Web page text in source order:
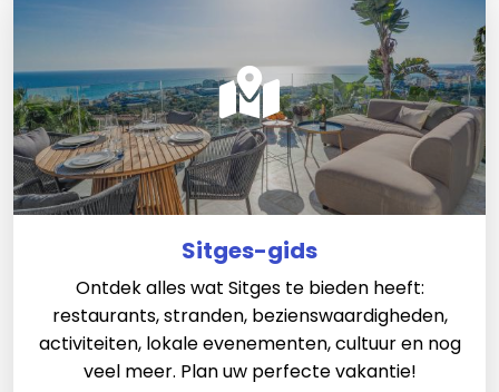
Sitges-gids
Ontdek alles wat Sitges te bieden heeft:
restaurants, stranden, bezienswaardigheden,
activiteiten, lokale evenementen, cultuur en nog
veel meer. Plan uw perfecte vakantie!